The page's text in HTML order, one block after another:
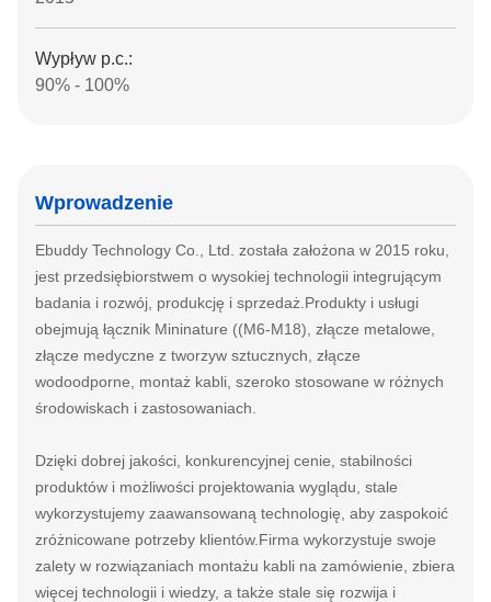
Wypływ p.c.:
90% - 100%
Wprowadzenie
Ebuddy Technology Co., Ltd. została założona w 2015 roku,
jest przedsiębiorstwem o wysokiej technologii integrującym
badania i rozwój, produkcję i sprzedaż.Produkty i usługi
obejmują łącznik Mininature ((M6-M18), złącze metalowe,
złącze medyczne z tworzyw sztucznych, złącze
wodoodporne, montaż kabli, szeroko stosowane w różnych
środowiskach i zastosowaniach.
Dzięki dobrej jakości, konkurencyjnej cenie, stabilności
produktów i możliwości projektowania wyglądu, stale
wykorzystujemy zaawansowaną technologię, aby zaspokoić
zróżnicowane potrzeby klientów.Firma wykorzystuje swoje
zalety w rozwiązaniach montażu kabli na zamówienie, zbiera
więcej technologii i wiedzy, a także stale się rozwija i